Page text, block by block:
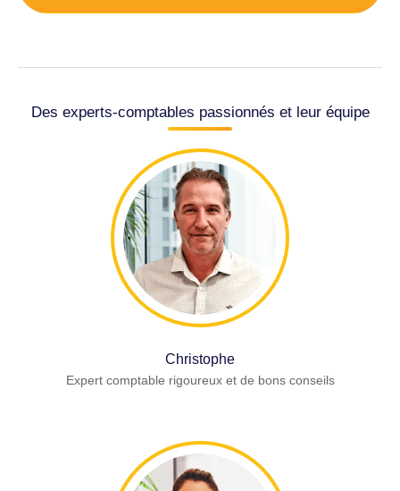
Des experts-comptables passionnés et leur équipe
Christophe
Expert comptable rigoureux et de bons conseils